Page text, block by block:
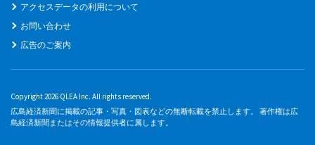
アクセスデータの利用について
お問い合わせ
広告のご案内
Copyright 2026 QLEA Inc. All rights reserved.
広島経済新聞に掲載の記事・写真・図表などの無断転載を禁止します。 著作権は広
島経済新聞またはその情報提供者に属します。